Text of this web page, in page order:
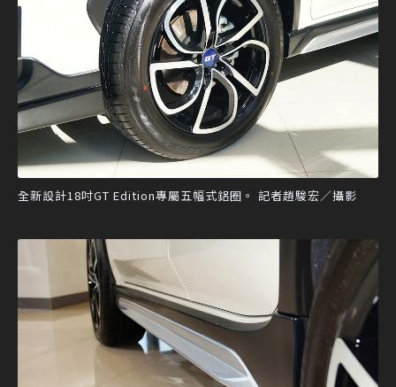
全新設計18吋GT Edition專屬五幅式鋁圈。 記者趙駿宏／攝影